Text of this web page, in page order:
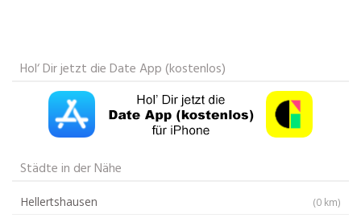
Hol‘ Dir jetzt die Date App (kostenlos)
Städte in der Nähe
Hellertshausen (0 km)